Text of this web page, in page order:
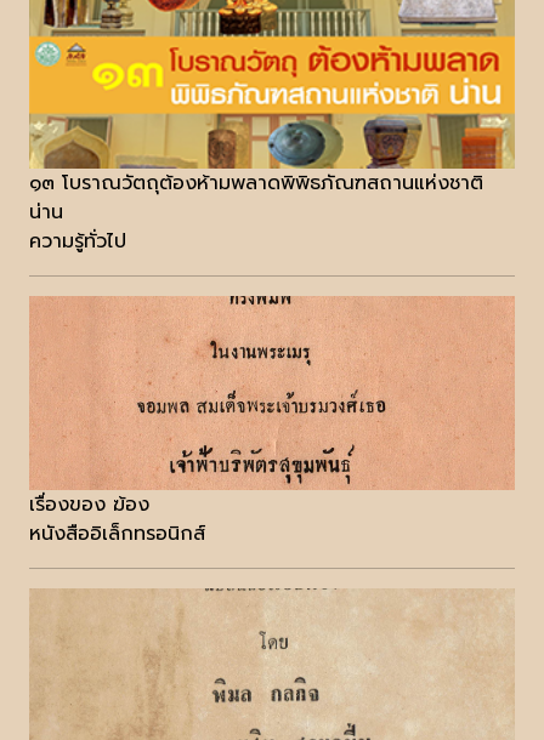
๑๓ โบราณวัตถุต้องห้ามพลาดพิพิธภัณฑสถานแห่งชาติ
น่าน
ความรู้ทั่วไป
เรื่องของ ฆ้อง
หนังสืออิเล็กทรอนิกส์